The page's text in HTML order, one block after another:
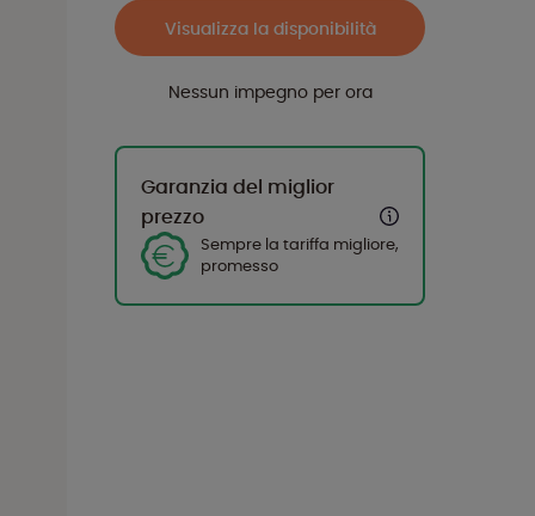
Visualizza la disponibilità
Nessun impegno per ora
Garanzia del miglior
prezzo
Sempre la tariffa migliore,
promesso